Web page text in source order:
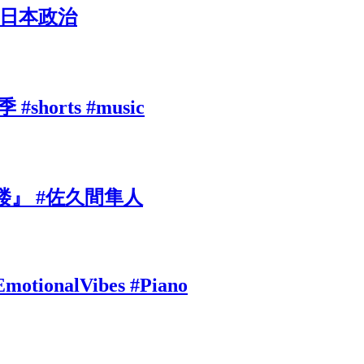
本政治
#shorts #music
』 #佐久間隼人
#Piano